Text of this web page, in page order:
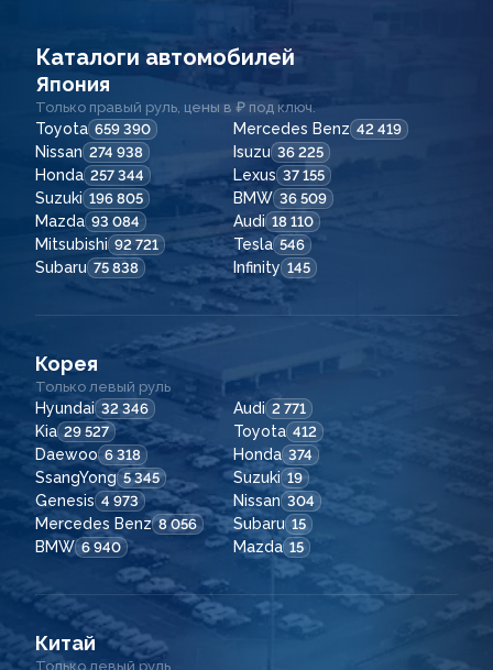
Каталоги автомобилей
Япония
Только правый руль, цены в ₽ под ключ.
Toyota 659 390 Mercedes Benz 42 419
Nissan 274 938 Isuzu 36 225
Honda 257 344 Lexus 37 155
Suzuki 196 805 BMW 36 509
Mazda 93 084 Audi 18 110
Mitsubishi 92 721 Tesla 546
Subaru 75 838 Infinity 145
Корея
Только левый руль
Hyundai 32 346 Audi 2 771
Kia 29 527 Toyota 412
Daewoo 6 318 Honda 374
SsangYong 5 345 Suzuki 19
Genesis 4 973 Nissan 304
Mercedes Benz 8 056 Subaru 15
BMW 6 940 Mazda 15
Китай
Только левый руль